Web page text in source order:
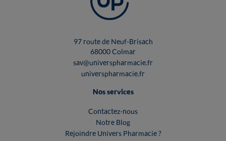
97 route de Neuf-Brisach
68000 Colmar
sav@universpharmacie.fr
universpharmacie.fr
Nos services
Contactez-nous
Notre Blog
Rejoindre Univers Pharmacie ?